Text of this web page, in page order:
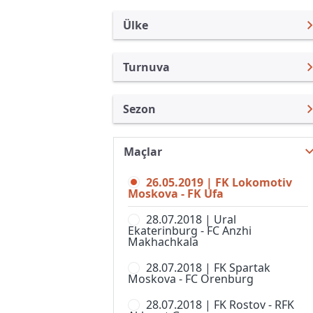
Ülke
Rusya
Türkiye
Uluslararası
Uluslararası Kulüpler
Turkiye
İngiltere
İspanya
Almanya Amatör
Turnuva
Rusya Kupası
Süper Kupa
2. Liga, Division A
2. Liga, Division B, Grup 1
2. Liga, Division B, Grup 2
2. Liga, Division B, Grup 3
2. Liga, Division B, Grup 4
Sezon
Premier Lig 26/27
Premier Lig 25/26
Premier Lig 24/25
Premier Lig 23/24
Premier Lig 22/23
Premier Lig 21/22
Maçlar
26.05.2019 | FK Lokomotiv
Moskova - FK Ufa
28.07.2018 | Ural
Ekaterinburg - FC Anzhi
Makhachkala
28.07.2018 | FK Spartak
Moskova - FC Orenburg
28.07.2018 | FK Rostov - RFK